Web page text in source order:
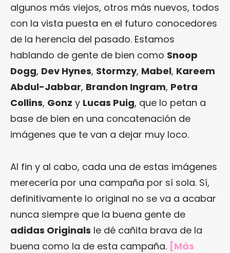
algunos más viejos, otros más nuevos, todos
con la vista puesta en el futuro conocedores
de la herencia del pasado. Estamos
hablando de gente de bien como Snoop
Dogg, Dev Hynes, Stormzy, Mabel, Kareem
Abdul-Jabbar, Brandon Ingram, Petra
Collins, Gonz y Lucas Puig, que lo petan a
base de bien en una concatenación de
imágenes que te van a dejar muy loco.
Al fin y al cabo, cada una de estas imágenes
merecería por una campaña por sí sola. Sí,
definitivamente lo original no se va a acabar
nunca siempre que la buena gente de
adidas Originals le dé cañita brava de la
buena como la de esta campaña. [Más